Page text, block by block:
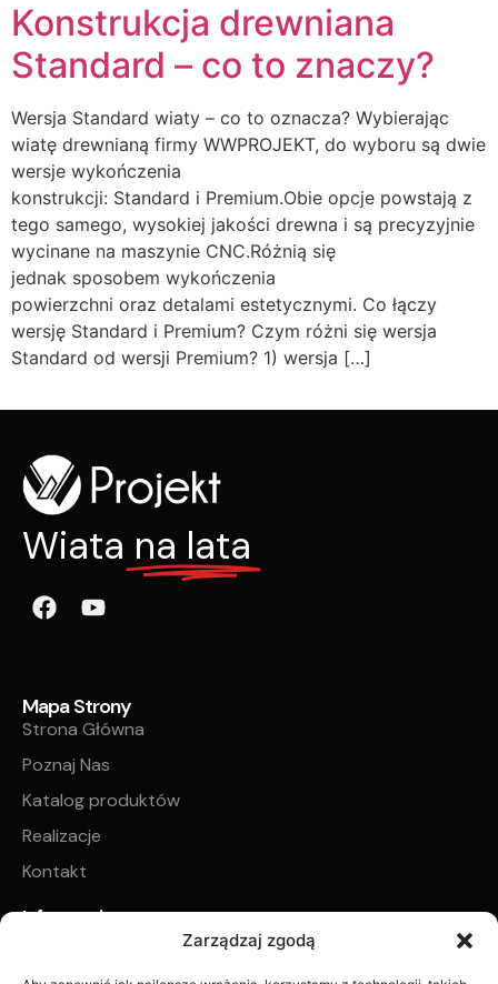
Zarządzaj zgodą
Konstrukcja drewniana
Standard – co to znaczy?
Wersja Standard wiaty – co to oznacza? Wybierając
wiatę drewnianą firmy WWPROJEKT, do wyboru są dwie
wersje wykończenia
konstrukcji: Standard i Premium.Obie opcje powstają z
tego samego, wysokiej jakości drewna i są precyzyjnie
wycinane na maszynie CNC.Różnią się
jednak sposobem wykończenia
powierzchni oraz detalami estetycznymi. Co łączy
wersję Standard i Premium? Czym różni się wersja
Standard od wersji Premium? 1) wersja […]
Wiata na lata
Mapa Strony
Strona Główna
Poznaj Nas
Katalog produktów
Realizacje
Kontakt
Informacje
Regulamin sklepu internetowego
Regulamin płatności zadatku na poczet realizacji